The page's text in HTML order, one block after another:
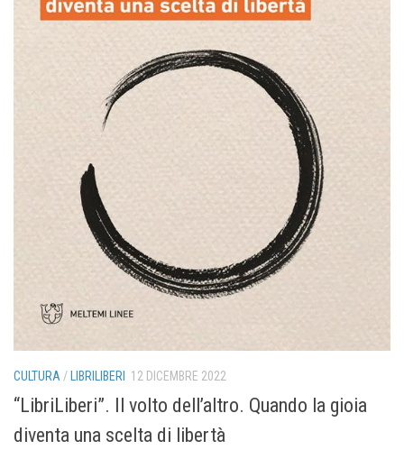
CULTURA/ LIBRILIBERI 12 DICEMBRE 2022
“LibriLiberi”. Il volto dell’altro. Quando la gioia
diventa una scelta di libertà